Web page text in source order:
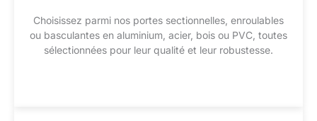
Choisissez parmi nos portes sectionnelles, enroulables
ou basculantes en aluminium, acier, bois ou PVC, toutes
sélectionnées pour leur qualité et leur robustesse.